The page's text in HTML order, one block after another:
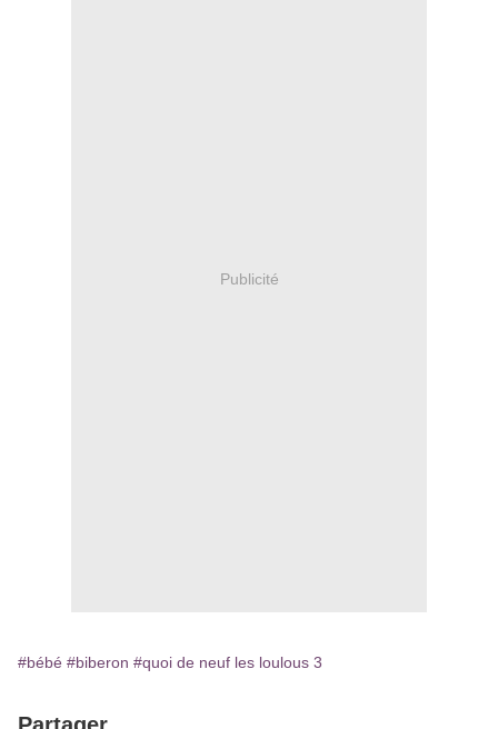
Publicité
#bébé #biberon #quoi de neuf les loulous 3